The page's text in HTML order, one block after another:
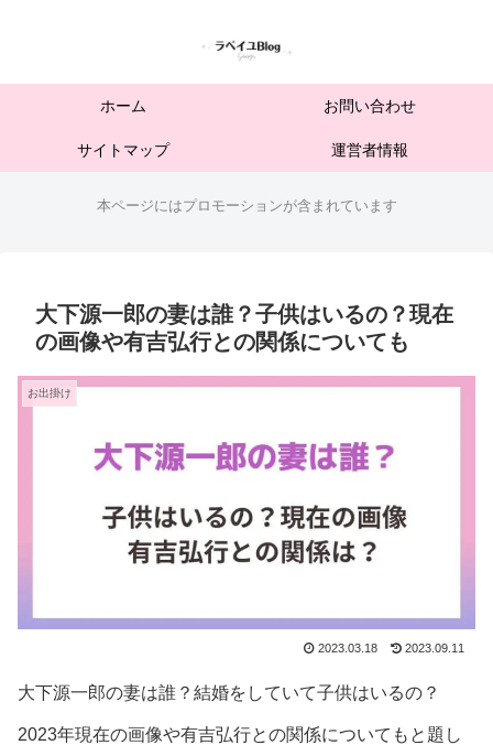
ホーム お問い合わせ
サイトマップ 運営者情報
本ページにはプロモーションが含まれています
大下源一郎の妻は誰？子供はいるの？現在
の画像や有吉弘行との関係についても
お出掛け
2023.03.18 2023.09.11
大下源一郎の妻は誰？結婚をしていて子供はいるの？
2023年現在の画像や有吉弘行との関係についてもと題し